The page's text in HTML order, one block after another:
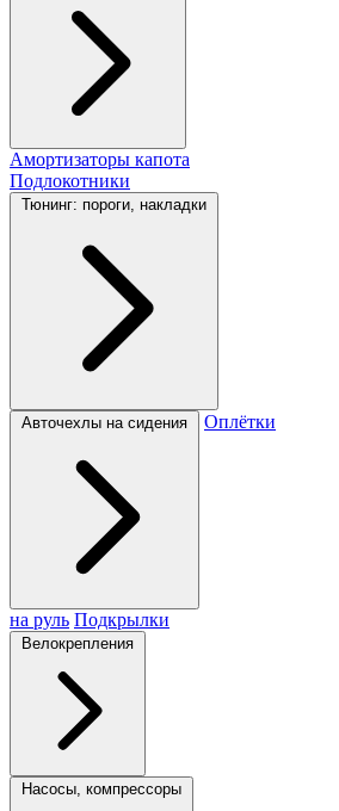
Амортизаторы капота
Подлокотники
Тюнинг: пороги, накладки
Авточехлы на сидения Оплётки
на руль Подкрылки
Велокрепления
Насосы, компрессоры